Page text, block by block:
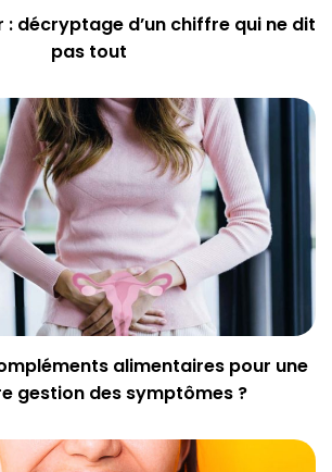
: décryptage d’un chiffre qui ne dit
pas tout
alimentaires pour une
gestion des symptômes ?